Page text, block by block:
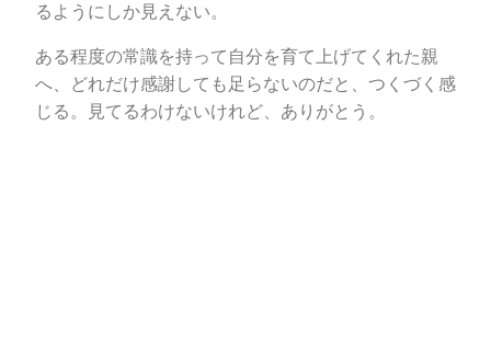
るようにしか見えない。
ある程度の常識を持って自分を育て上げてくれた親
へ、どれだけ感謝しても足らないのだと、つくづく感
じる。見てるわけないけれど、ありがとう。